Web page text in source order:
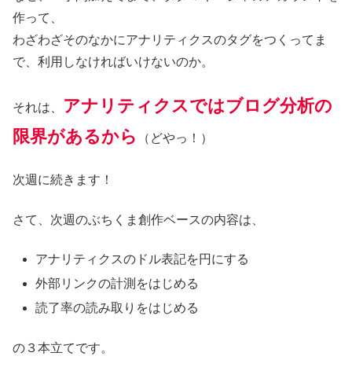
作って、
わざわざそのなかにアナリティクスのタグをつくってま
で、利用しなければいけないのか。
それは、
アナリティクスではブログ分析の
限界があるから
（どやっ！）
次週に続きます！
さて、次週のぶちくま創作ベースの内容は、
アナリティクスのドル表記を円にする
外部リンクの計測をはじめる
読了率の読み取りをはじめる
の３本立てです。